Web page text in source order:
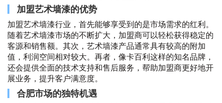
加盟艺术墙漆的优势
加盟艺术墙漆行业，首先能够享受到的是市场需求的红利。
随着艺术墙漆市场的不断扩大，加盟商可以轻松获得稳定的
客源和销售额。其次，艺术墙漆产品通常具有较高的附加
值，利润空间相对较大。再者，像卡百利这样的知名品牌，
还会提供全面的技术支持和售后服务，帮助加盟商更好地开
展业务，提升客户满意度。
合肥市场的独特机遇